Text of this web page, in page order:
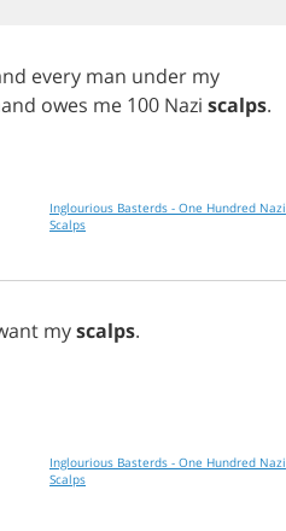
every man under my
owes me 100 Nazi scalps.
Inglourious Basterds - One Hundred Nazi
Scalps
myscalps.
Inglourious Basterds - One Hundred Nazi
Scalps